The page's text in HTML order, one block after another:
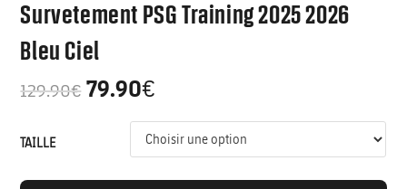
Survetement PSG Training 2025 2026
Bleu Ciel
129.90€ 79.90€
TAILLE